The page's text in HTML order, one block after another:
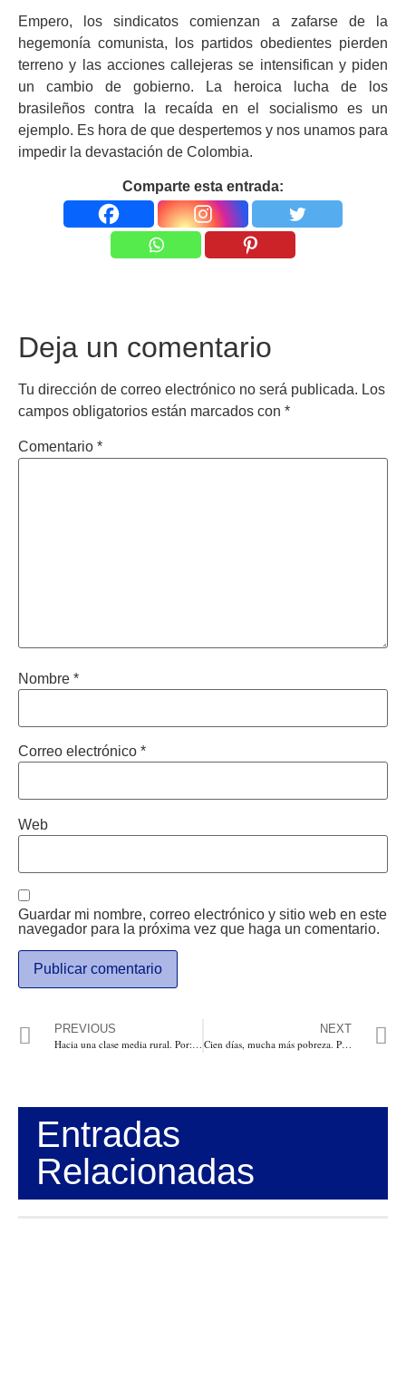
Empero, los sindicatos comienzan a zafarse de la
hegemonía comunista, los partidos obedientes pierden
terreno y las acciones callejeras se intensifican y piden
un cambio de gobierno. La heroica lucha de los
brasileños contra la recaída en el socialismo es un
ejemplo. Es hora de que despertemos y nos unamos para
impedir la devastación de Colombia.
Comparte esta entrada:
Deja un comentario
Tu dirección de correo electrónico no será publicada. Los
campos obligatorios están marcados con *
Comentario *
Nombre *
Correo electrónico *
Web
Guardar mi nombre, correo electrónico y sitio web en este
navegador para la próxima vez que haga un comentario.
PREVIOUS
Hacia una clase media rural. Por: José Félix Lafaurie
NEXT
Cien días, mucha más pobreza. Por: Rafael Nieto Loaiza
Entradas
Relacionadas